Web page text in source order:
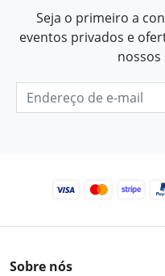
Seja o primeiro a
eventos privados e
Sobre nós